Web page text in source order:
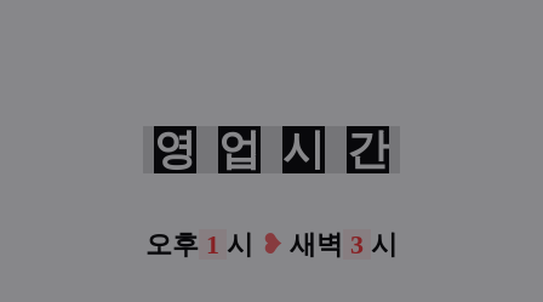
영 업 시 간
오후 1 시 ❥ 새벽 3 시